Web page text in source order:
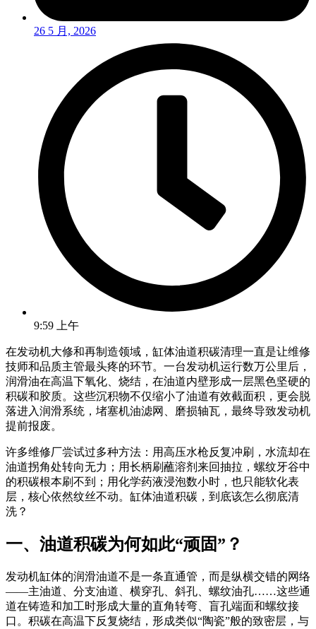
26 5 月, 2026
9:59 上午
在发动机大修和再制造领域，缸体油道积碳清理一直是让维修
技师和品质主管最头疼的环节。一台发动机运行数万公里后，
润滑油在高温下氧化、烧结，在油道内壁形成一层黑色坚硬的
积碳和胶质。这些沉积物不仅缩小了油道有效截面积，更会脱
落进入润滑系统，堵塞机油滤网、磨损轴瓦，最终导致发动机
提前报废。
许多维修厂尝试过多种方法：用高压水枪反复冲刷，水流却在
油道拐角处转向无力；用长柄刷蘸溶剂来回抽拉，螺纹牙谷中
的积碳根本刷不到；用化学药液浸泡数小时，也只能软化表
层，核心依然纹丝不动。缸体油道积碳，到底该怎么彻底清
洗？
一、油道积碳为何如此“顽固”？
发动机缸体的润滑油道不是一条直通管，而是纵横交错的网络
——主油道、分支油道、横穿孔、斜孔、螺纹油孔……这些通
道在铸造和加工时形成大量的直角转弯、盲孔端面和螺纹接
口。积碳在高温下反复烧结，形成类似“陶瓷”般的致密层，与